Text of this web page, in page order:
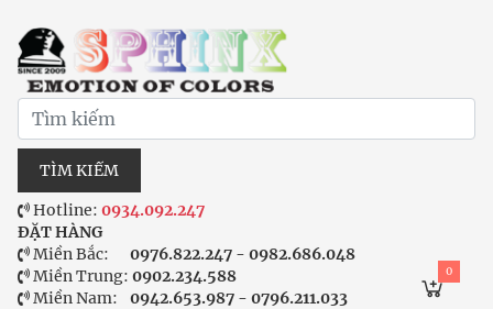
TÌM KIẾM
Hotline: 0934.092.247
ĐẶT HÀNG
Miền Bắc:
0976.822.247 - 0982.686.048
Miền Trung: 0902.234.588
Miền Nam:
0942.653.987 - 0796.211.033
0